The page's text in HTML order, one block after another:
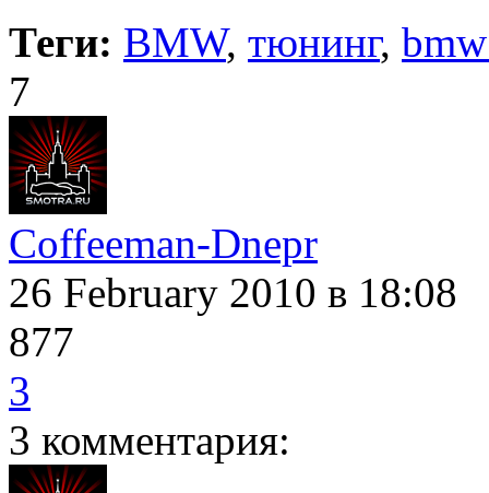
Теги: BMW, тюнинг,
7
Coffeeman-Dnepr
26 February 2010 в 18:08
877
3
3 комментария: